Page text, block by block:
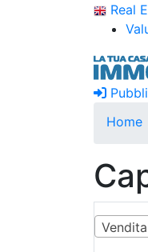
Real
Home
Vendita